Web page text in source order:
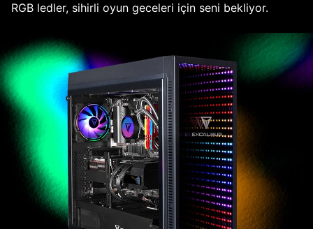
RGB ledler, sihirli oyun geceleri için seni bekliyor.